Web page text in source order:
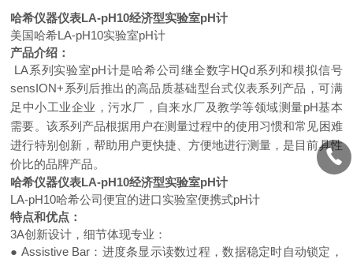
哈希仪器仪表LA-pH10经济型实验室pH计
美国哈希LA-pH10实验室pH计
产品介绍：
LA系列实验室pH计是哈希公司继全数字HQd系列和模拟信号
sensION+系列后推出的高品质基础型台式仪表系列产品，可满
足中小工业企业，污水厂，自来水厂及教学等领域测量pH基本
需要。该系列产品根据用户在测量过程中的使用习惯和常见困难
进行特别创新，帮助用户更快捷、方便地进行测量，是目前具性
价比的品牌产品。
哈希仪器仪表LA-pH10经济型实验室pH计
LA-pH10哈希公司便宜的进口实验室便携式pH计
特点和优点：
3A创新设计，细节体现专业：
● Assistive Bar：进度条显示读数过程，数据稳定时自动锁定，